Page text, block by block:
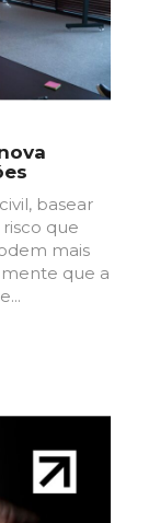
basear
que
mais
que a